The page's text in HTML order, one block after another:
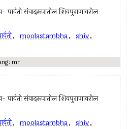
संवादरूपातील शिवपुराणावरील
, moolastambha, shiv,
mr
संवादरूपातील शिवपुराणावरील
, moolastambha, shiv,